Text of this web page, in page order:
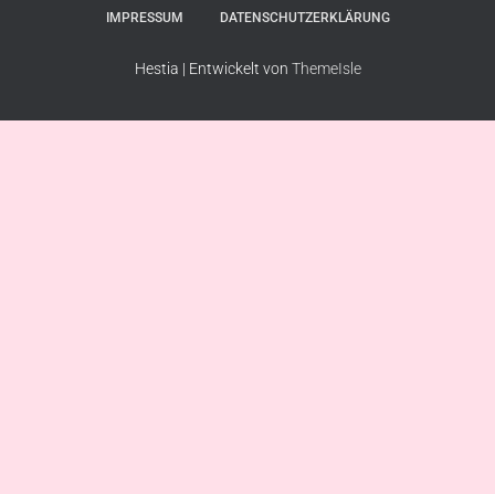
IMPRESSUM DATENSCHUTZERKLÄRUNG
Hestia | Entwickelt von ThemeIsle